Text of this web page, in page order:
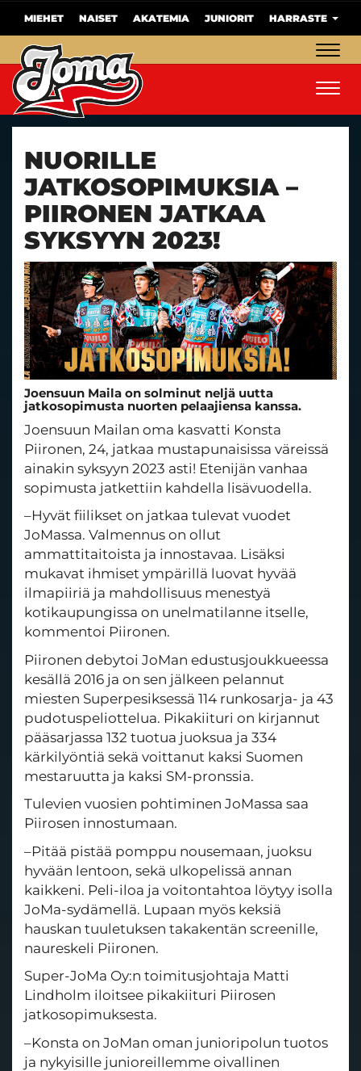
MIEHET NAISET AKATEMIA JUNIORIT HARRASTE
NUORILLE
JATKOSOPIMUKSIA –
PIIRONEN JATKAA
SYKSYYN 2023!
Joensuun Maila on solminut neljä uutta
jatkosopimusta nuorten pelaajiensa kanssa.
Joensuun Mailan oma kasvatti Konsta
Piironen, 24, jatkaa mustapunaisissa väreissä
ainakin syksyyn 2023 asti! Etenijän vanhaa
sopimusta jatkettiin kahdella lisävuodella.
–Hyvät fiilikset on jatkaa tulevat vuodet
JoMassa. Valmennus on ollut
ammattitaitoista ja innostavaa. Lisäksi
mukavat ihmiset ympärillä luovat hyvää
ilmapiiriä ja mahdollisuus menestyä
kotikaupungissa on unelmatilanne itselle,
kommentoi Piironen.
Piironen debytoi JoMan edustusjoukkueessa
kesällä 2016 ja on sen jälkeen pelannut
miesten Superpesiksessä 114 runkosarja- ja 43
pudotuspeliottelua. Pikakiituri on kirjannut
pääsarjassa 132 tuotua juoksua ja 334
kärkilyöntiä sekä voittanut kaksi Suomen
mestaruutta ja kaksi SM-pronssia.
Tulevien vuosien pohtiminen JoMassa saa
Piirosen innostumaan.
–Pitää pistää pomppu nousemaan, juoksu
hyvään lentoon, sekä ulkopelissä annan
kaikkeni. Peli-iloa ja voitontahtoa löytyy isolla
JoMa-sydämellä. Lupaan myös keksiä
hauskan tuuletuksen takakentän screenille,
naureskeli Piironen.
Super-JoMa Oy:n toimitusjohtaja Matti
Lindholm iloitsee pikakiituri Piirosen
jatkosopimuksesta.
–Konsta on JoMan oman junioripolun tuotos
ja nykyisille junioreillemme oivallinen